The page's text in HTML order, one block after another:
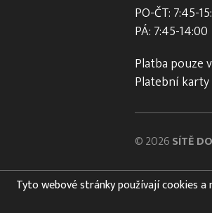
PO-ČT: 7:45-
PÁ: 7:45-14:00
Platba pouze
Platební
© 2026SÍTĚ
Tyto webové stránky používají cookies